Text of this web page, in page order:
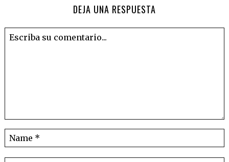
DEJA UNA RESPUESTA